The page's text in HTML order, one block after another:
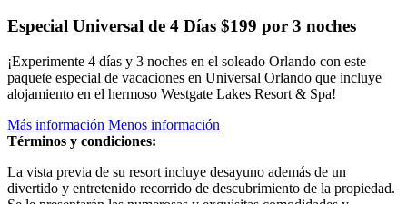
Especial Universal de 4 Días $199 por 3 noches
¡Experimente 4 días y 3 noches en el soleado Orlando con este
paquete especial de vacaciones en Universal Orlando que incluye
alojamiento en el hermoso Westgate Lakes Resort & Spa!
Más información Menos información
Términos y condiciones:
La vista previa de su resort incluye desayuno además de un
divertido y entretenido recorrido de descubrimiento de la propiedad.